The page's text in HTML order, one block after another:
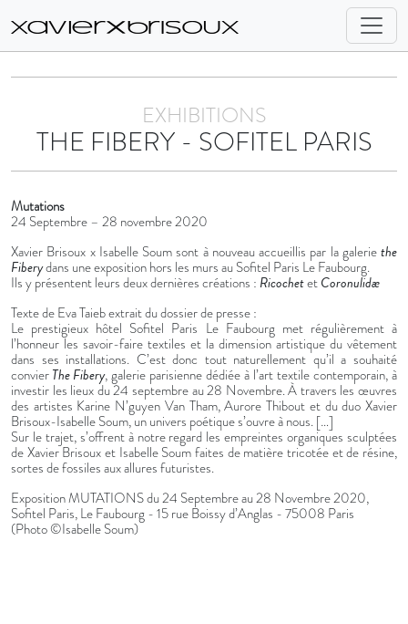
EXHIBITIONS
THE FIBERY - SOFITEL PARIS
Mutations
24 Septembre – 28 novembre 2020
Xavier Brisoux x Isabelle Soum sont à nouveau accueillis par la galeriethe
Fiberydans une exposition hors les murs au Sofitel Paris Le Faubourg.
Ils y présentent leurs deux dernières créations : RicochetetCoronulidæ
Texte de Eva Taieb extrait du dossier de presse :
Le prestigieux hôtel Sofitel Paris Le Faubourg met régulièrement à
l’honneur les savoir-faire textiles et la dimension artistique du vêtement
dans ses installations. C’est donc tout naturellement qu’il a souhaité
convierThe Fibery, galerie parisienne dédiée à l’art textile contemporain, à
investir les lieux du 24 septembre au 28 Novembre. À travers les œuvres
des artistes Karine N’guyen Van Tham, Aurore Thibout et du duo Xavier
Brisoux-Isabelle Soum, un univers poétique s’ouvre à nous. […]
Sur le trajet, s’offrent à notre regard les empreintes organiques sculptées
de Xavier Brisoux et Isabelle Soum faites de matière tricotée et de résine,
sortes de fossiles aux allures futuristes.
Exposition MUTATIONS du 24 Septembre au 28 Novembre 2020,
Sofitel Paris, Le Faubourg - 15 rue Boissy d’Anglas - 75008 Paris
(Photo ©Isabelle Soum)